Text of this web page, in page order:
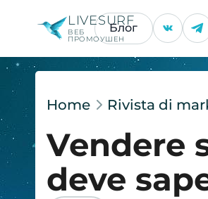
LIVESURF
ВЕБ
ПРОМОУШЕН
Блог
Home Rivista di
Vendere
deve